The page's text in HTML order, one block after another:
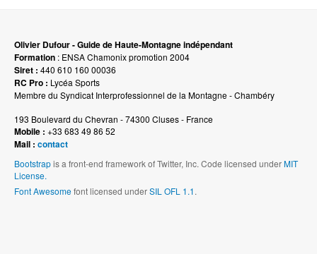
Olivier Dufour - Guide de Haute-Montagne indépendant
Formation : ENSA Chamonix promotion 2004
Siret : 440 610 160 00036
RC Pro : Lycéa Sports
Membre du Syndicat Interprofessionnel de la Montagne - Chambéry
193 Boulevard du Chevran - 74300 Cluses - France
Mobile : +33 683 49 86 52
Mail : contact
Bootstrapis a front-end framework of Twitter, Inc. Code licensed underMIT
License.
Font Awesomefont licensed underSIL OFL 1.1.